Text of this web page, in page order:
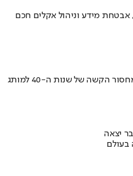
מידע וניהול אקלים חכם
איך אסם הפכה את תקופת הצנע והמחסור הקשה של שנות ה-40 למותג
יצאה
בעולם